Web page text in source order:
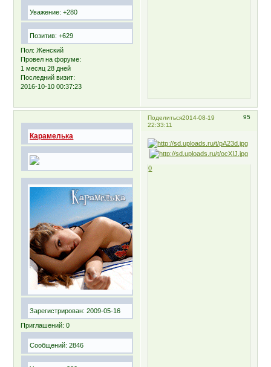
Уважение: +280
Позитив: +629
Пол: Женский
Провел на форуме:
1 месяц 28 дней
Последний визит:
2016-10-10 00:37:23
Поделиться 95
2014-08-19
22:33:11
Карамелька
Зарегистрирован: 2009-05-16
Приглашений: 0
Сообщений: 2846
0